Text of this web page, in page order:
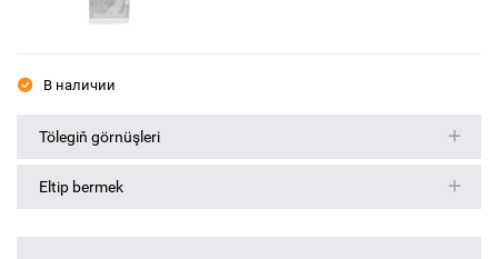
В наличии
Tölegiň görnüşleri
Eltip bermek